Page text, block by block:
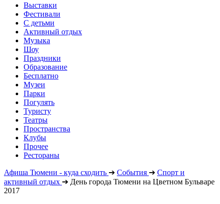
Выставки
Фестивали
С детьми
Активный отдых
Музыка
Шоу
Праздники
Образование
Бесплатно
Музеи
Парки
Погулять
Туристу
Театры
Пространства
Клубы
Прочее
Рестораны
Афиша Тюмени - куда сходить ➔ События ➔ Спорт и
активный отдых ➔ День города Тюмени на Цветном Бульваре
2017